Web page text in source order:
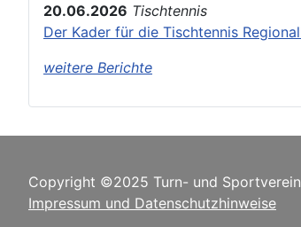
20.06.2026 Tischtennis
Der Kader für die Tischtennis
weitere Berichte
Copyright ©2025 Turn- und
Impressum und Datenschutzhinweise